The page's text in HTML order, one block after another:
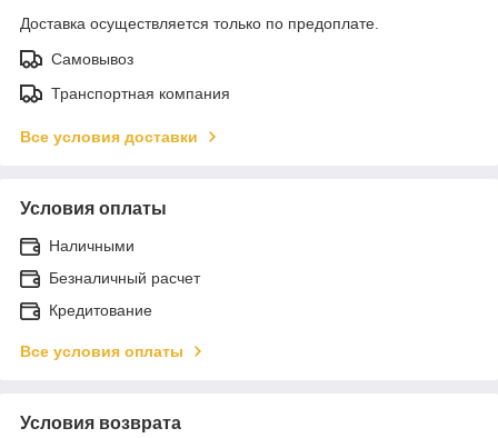
Доставка осуществляется только по предоплате.
Самовывоз
Транспортная компания
Все условия доставки
Условия оплаты
Наличными
Безналичный расчет
Кредитование
Все условия оплаты
Условия возврата